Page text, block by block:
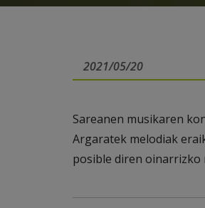
2021/05/20
Sareanen musikaren
Argaratek melodiak
posible diren oinarrizko